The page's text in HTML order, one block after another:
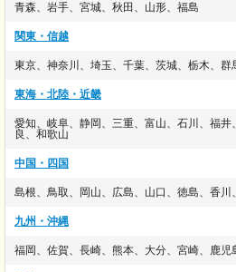
青森、岩手、宮城、秋田、山形、福島
関東・信越
東京、神奈川、埼玉、千葉、茨城、栃木、群
東海・北陸・近畿
愛知、岐阜、静岡、三重、富山、石川、福
良、和歌山
中国・四国
島根、鳥取、岡山、広島、山口、徳島、香川
九州・沖縄
福岡、佐賀、長崎、熊本、大分、宮崎、鹿児